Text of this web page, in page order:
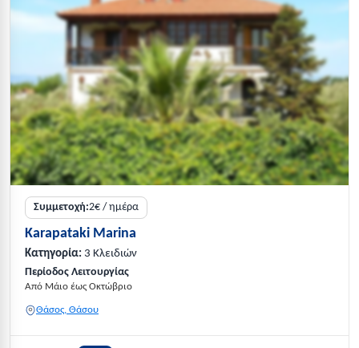
Συμμετοχή:2€ / ημέρα
Karapataki Marina
Κατηγορία: 3 Κλειδιών
Περίοδος Λειτουργίας
Από Μάιο έως Οκτώβριο
Θάσος, Θάσου